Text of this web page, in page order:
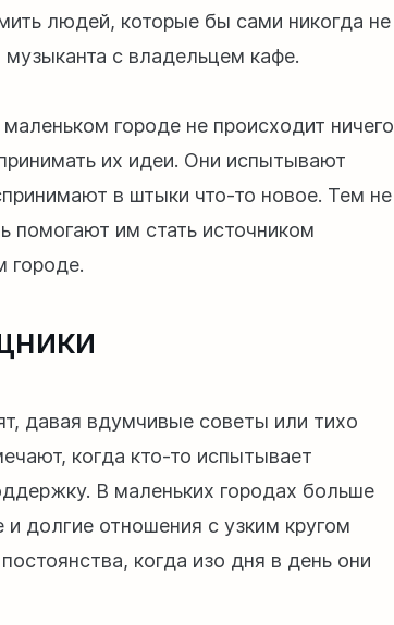
людей, которые бы сами никогда не
с владельцем кафе.
городе не происходит ничего
их идеи. Они испытывают
в штыки что-то новое. Тем не
помогают им стать источником
городе.
давая вдумчивые советы или тихо
когда кто-то испытывает
В маленьких городах больше
долгие отношения с узким кругом
когда изо дня в день они